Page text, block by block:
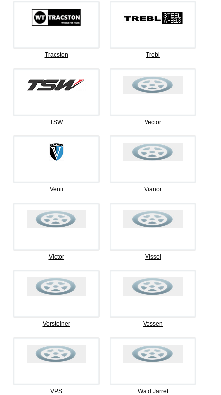
Tracston Trebl
TSW Vector
Venti Vianor
Victor Vissol
Vorsteiner Vossen
VPS Wald Jarret